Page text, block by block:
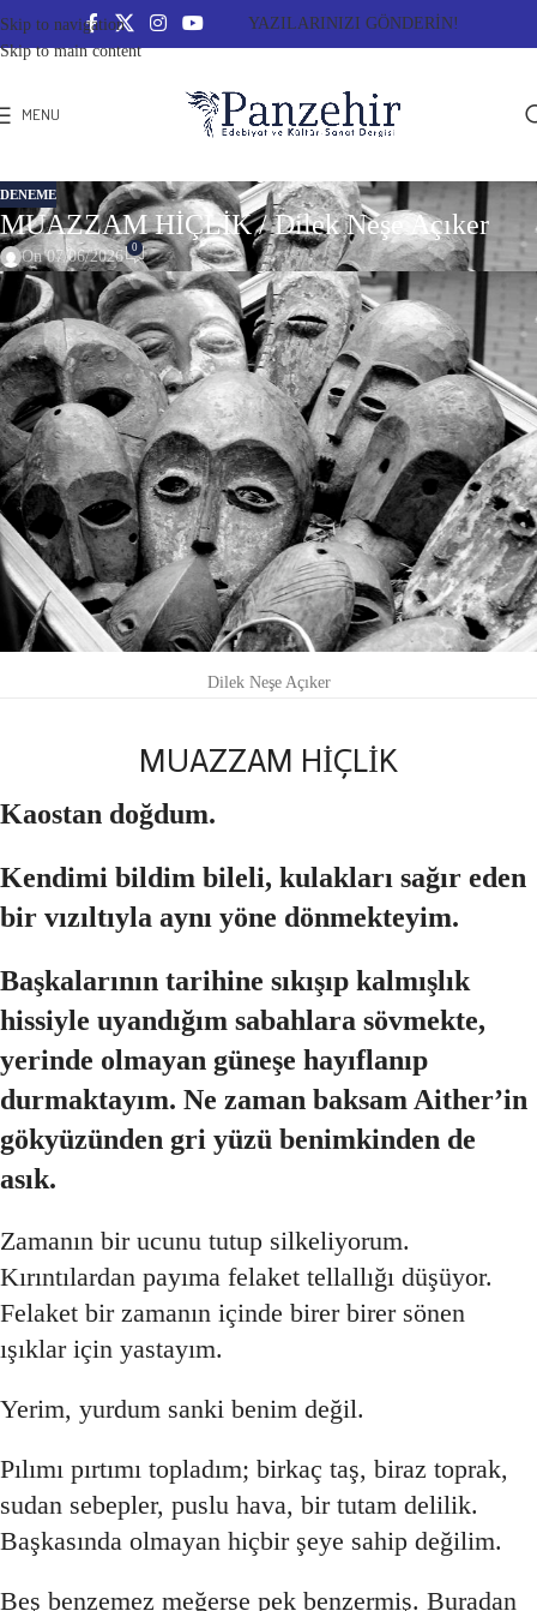
Skip to navigation
Skip to main content
YAZILARINIZI GÖNDERİN!
MENU
DENEME
MUAZZAM HİÇLİK / Dilek Neşe Açıker
On 07/06/2026 0
Dilek Neşe Açıker
MUAZZAM HİÇLİK
Kaostan doğdum.
Kendimi bildim bileli, kulakları sağır eden
bir vızıltıyla aynı yöne dönmekteyim.
Başkalarının tarihine sıkışıp kalmışlık
hissiyle uyandığım sabahlara sövmekte,
yerinde olmayan güneşe hayıflanıp
durmaktayım. Ne zaman baksam Aither’in
gökyüzünden gri yüzü benimkinden de
asık.
Zamanın bir ucunu tutup silkeliyorum.
Kırıntılardan payıma felaket tellallığı düşüyor.
Felaket bir zamanın içinde birer birer sönen
ışıklar için yastayım.
Yerim, yurdum sanki benim değil.
Pılımı pırtımı topladım; birkaç taş, biraz toprak,
sudan sebepler, puslu hava, bir tutam delilik.
Başkasında olmayan hiçbir şeye sahip değilim.
Beş benzemez meğerse pek benzermiş. Buradan